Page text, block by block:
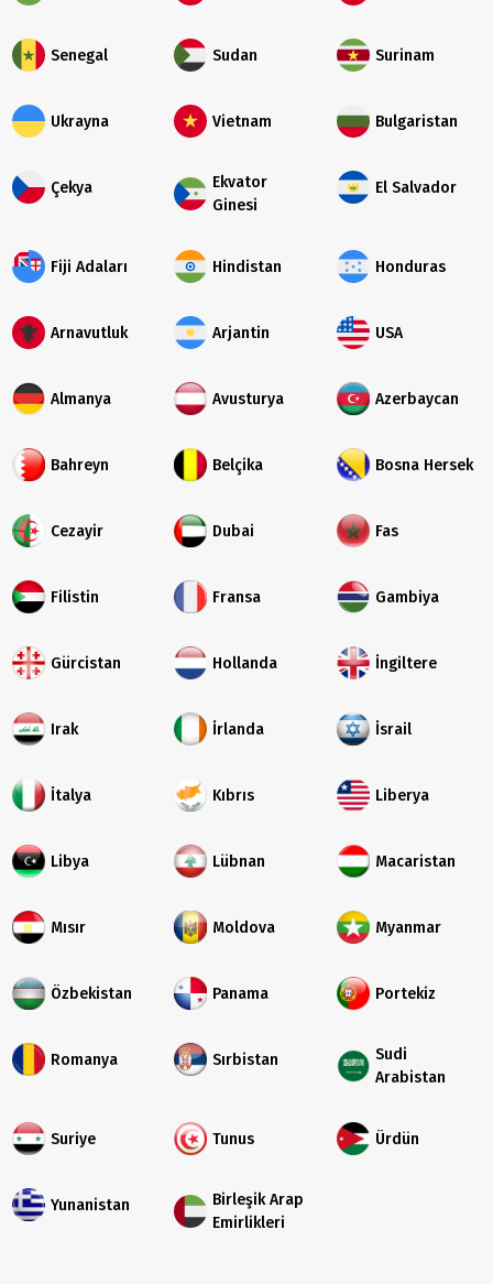
Senegal Sudan Surinam
Ukrayna Vietnam Bulgaristan
Çekya
Ekvator
Ginesi
El Salvador
Fiji Adaları Hindistan Honduras
Arnavutluk Arjantin USA
Almanya Avusturya Azerbaycan
Bahreyn Belçika Bosna Hersek
Cezayir Dubai Fas
Filistin Fransa Gambiya
Gürcistan Hollanda İngiltere
Irak İrlanda İsrail
İtalya Kıbrıs Liberya
Libya Lübnan Macaristan
Mısır Moldova Myanmar
Özbekistan Panama Portekiz
Romanya Sırbistan
Sudi
Arabistan
Suriye Tunus Ürdün
Yunanistan
Birleşik Arap
Emirlikleri